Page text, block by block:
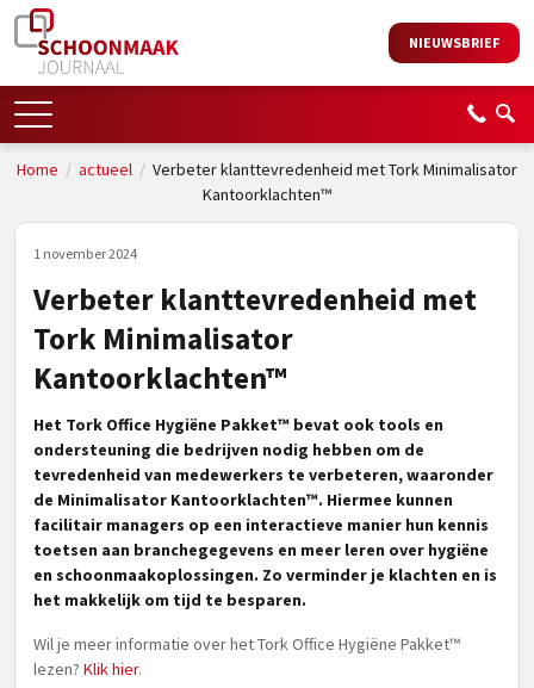
NIEUWSBRIEF
Home / actueel / Verbeter klanttevredenheid met Tork Minimalisator
Kantoorklachten™
1 november 2024
Verbeter klanttevredenheid met
Tork Minimalisator
Kantoorklachten™
Het Tork Office Hygiëne Pakket™ bevat ook tools en
ondersteuning die bedrijven nodig hebben om de
tevredenheid van medewerkers te verbeteren, waaronder
de Minimalisator Kantoorklachten™. Hiermee kunnen
facilitair managers op een interactieve manier hun kennis
toetsen aan branchegegevens en meer leren over hygiëne
en schoonmaakoplossingen. Zo verminder je klachten en is
het makkelijk om tijd te besparen.
Wil je meer informatie over het Tork Office Hygiëne Pakket™
lezen? Klik hier.